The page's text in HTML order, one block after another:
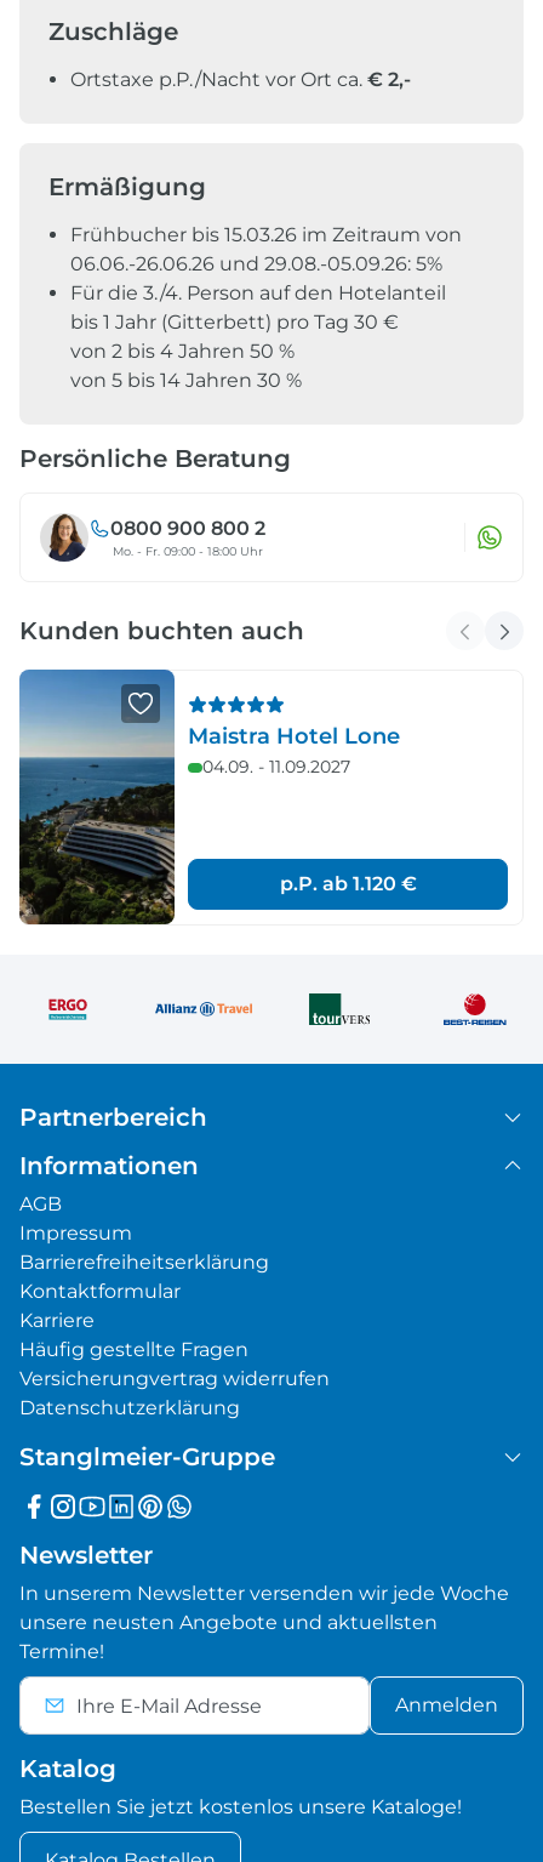
Zuschläge
Ortstaxe p.P./Nacht vor Ort ca. € 2,-
Ermäßigung
Frühbucher bis 15.03.26 im Zeitraum von
06.06.-26.06.26 und 29.08.-05.09.26: 5%
Für die 3./4. Person auf den Hotelanteil
bis 1 Jahr (Gitterbett) pro Tag 30 €
von 2 bis 4 Jahren 50 %
von 5 bis 14 Jahren 30 %
Persönliche Beratung
0800 900 800 2
Mo. - Fr. 09:00 - 18:00 Uhr
Kunden buchten auch
Maistra Hotel Lone
04.09. - 11.09.2027
p.P. ab 1.120 €
Partnerbereich
Informationen
AGB
Impressum
Barrierefreiheitserklärung
Kontaktformular
Karriere
Häufig gestellte Fragen
Versicherungvertrag widerrufen
Datenschutzerklärung
Stanglmeier-Gruppe
Newsletter
In unserem Newsletter versenden wir jede Woche
unsere neusten Angebote und aktuellsten
Termine!
Anmelden
Katalog
Bestellen Sie jetzt kostenlos unsere Kataloge!